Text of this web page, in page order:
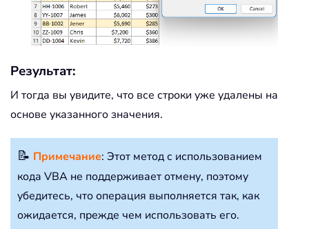
Результат:
И тогда вы увидите, что все строки уже удалены на
основе указанного значения.
📝 Примечание: Этот метод с использованием
кода VBA не поддерживает отмену, поэтому
убедитесь, что операция выполняется так, как
ожидается, прежде чем использовать его.